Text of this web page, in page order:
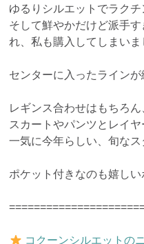
ゆるりシルエットでラクチ
そして鮮やかだけど派手
れ、私も購入してしまいま
センターに入ったライン
レギンス合わせはもちろん
スカートやパンツとレイヤ
一気に今年らしい、旬なス
ポケット付きなのも嬉し
コクーンシルエットの